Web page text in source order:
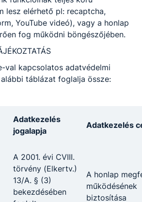
közös munkája!
szerző
lesz elérhető pl: recaptcha,
YouTube videó), vagy a honlap
fog működni böngészőjében.
val kapcsolatos adatvédelmi
táblázat foglalja össze:
Adatkezelés
jogalapja
Adatkezelés
A 2001. évi CVIII.
törvény (Elkertv.)
13/A. § (3)
bekezdésében
A honlap
működésének
biztosítása